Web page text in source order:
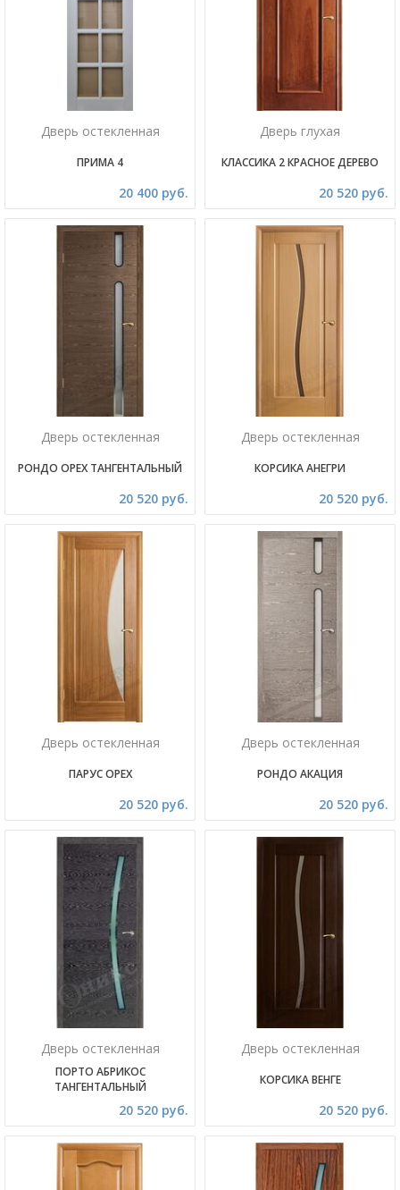
Дверь остекленная
ПРИМА 4
20 400 руб.
Дверь глухая
КЛАССИКА 2 КРАСНОЕ ДЕРЕВО
20 520 руб.
Дверь остекленная
РОНДО ОРЕХ ТАНГЕНТАЛЬНЫЙ
20 520 руб.
Дверь остекленная
КОРСИКА АНЕГРИ
20 520 руб.
Дверь остекленная
ПАРУС ОРЕХ
20 520 руб.
Дверь остекленная
РОНДО АКАЦИЯ
20 520 руб.
Дверь остекленная
ПОРТО АБРИКОС
ТАНГЕНТАЛЬНЫЙ
20 520 руб.
Дверь остекленная
КОРСИКА ВЕНГЕ
20 520 руб.